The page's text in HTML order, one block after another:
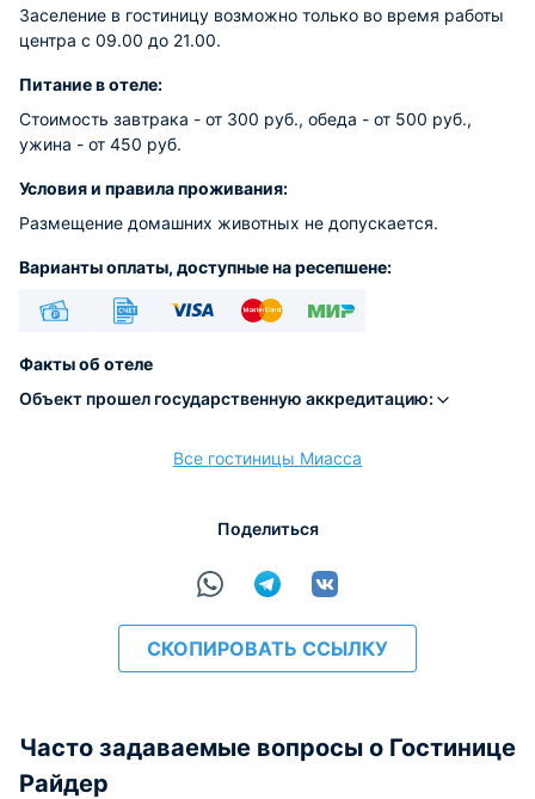
Заселение в гостиницу возможно только во время работы
центра с 09.00 до 21.00.
Питание в отеле:
Стоимость завтрака - от 300 руб., обеда - от 500 руб.,
ужина - от 450 руб.
Условия и правила проживания:
Размещение домашних животных не допускается.
Варианты оплаты, доступные на ресепшене:
Факты об отеле
Объект прошел государственную аккредитацию:
Все гостиницы Миасса
Поделиться
СКОПИРОВАТЬ ССЫЛКУ
Часто задаваемые вопросы о Гостинице
Райдер